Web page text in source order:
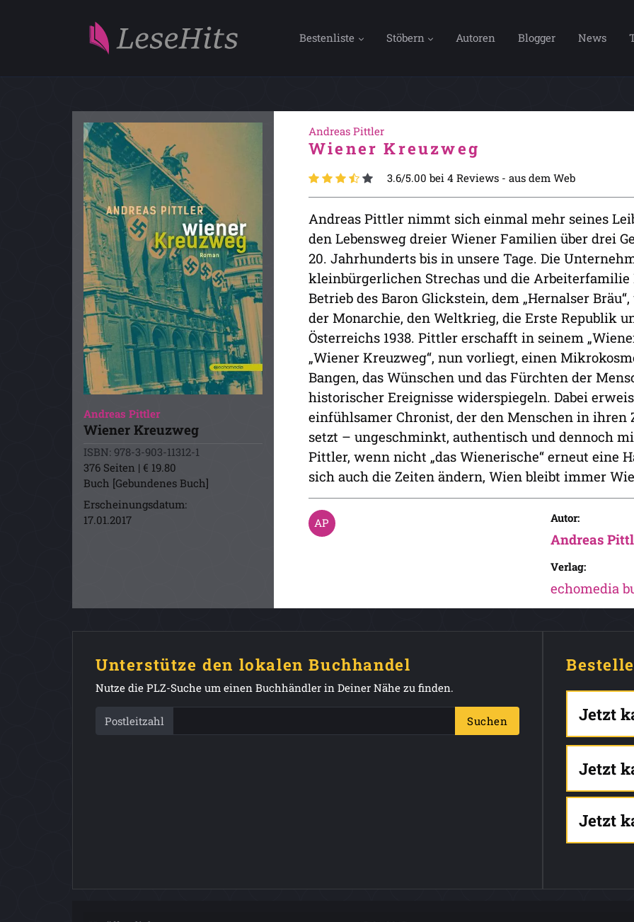
Bestenliste Stöbern Autoren Blogger News
Andreas Pittler
Wiener Kreuzweg
ISBN: 978-3-903-11312-1
376 Seiten | € 19.80
Buch [Gebundenes Buch]
Erscheinungsdatum:
17.01.2017
Andreas Pittler
Wiener Kreuzweg
3.6/5.00 bei 4 Reviews - aus dem Web
Andreas Pittler nimmt sich einmal mehr seines
den Lebensweg dreier Wiener Familien über drei
20. Jahrhunderts bis in unsere Tage. Die
kleinbürgerlichen Strechas und die
Betrieb des Baron Glickstein, dem „Hernalser
der Monarchie, den Weltkrieg, die Erste Republik
Österreichs 1938. Pittler erschafft in seinem
„Wiener Kreuzweg“, nun vorliegt, einen
Bangen, das Wünschen und das Fürchten der
historischer Ereignisse widerspiegeln. Dabei
einfühlsamer Chronist, der den Menschen in
setzt – ungeschminkt, authentisch und dennoch
Pittler, wenn nicht „das Wienerische“ erneut eine
sich auch die Zeiten ändern, Wien bleibt immer
Autor:
Andreas
Verlag:
echomedia
Unterstütze den lokalen Buchhandel
Nutze die PLZ-Suche um einen Buchhändler in Deiner Nähe zu finden.
Postleitzahl Suchen Jetzt
Jetzt
Jetzt